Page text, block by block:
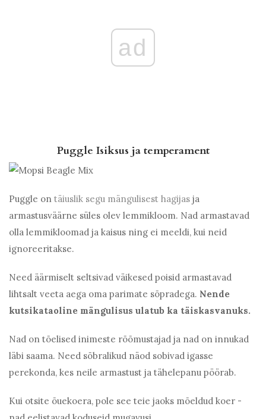
ad
Puggle Isiksus ja temperament
Puggle on täiuslik segu mängulisest hagijas ja
armastusväärne süles olev lemmikloom. Nad armastavad
olla lemmikloomad ja kaisus ning ei meeldi, kui neid
ignoreeritakse.
Need äärmiselt seltsivad väikesed poisid armastavad
lihtsalt veeta aega oma parimate sõpradega. Nende
kutsikataoline mängulisus ulatub ka täiskasvanuks.
Nad on tõelised inimeste rõõmustajad ja nad on innukad
läbi saama. Need sõbralikud näod sobivad igasse
perekonda, kes neile armastust ja tähelepanu pöörab.
Kui otsite õuekoera, pole see teie jaoks mõeldud koer -